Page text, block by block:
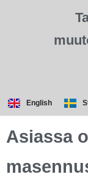
English
Asiassa